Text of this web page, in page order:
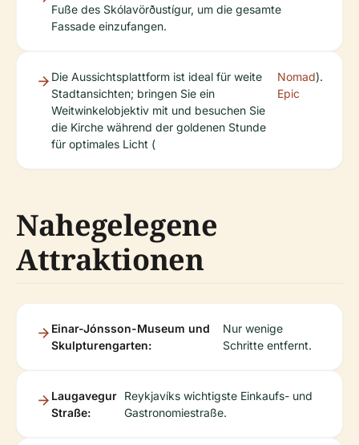
Fuße des Skólavörðustígur, um die gesamte
Fassade einzufangen.
Die Aussichtsplattform ist ideal für weite
Stadtansichten; bringen Sie ein
Weitwinkelobjektiv mit und besuchen Sie
die Kirche während der goldenen Stunde
für optimales Licht (
Nomad
Epic
).
Nahegelegene
Attraktionen
Einar-Jónsson-Museum und
Skulpturengarten:
Nur wenige
Schritte entfernt.
Laugavegur
Straße:
Reykjavíks wichtigste Einkaufs- und
Gastronomiestraße.